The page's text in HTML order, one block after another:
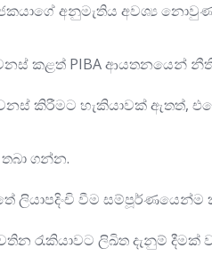
අනුමැතිය අවශ්‍ය
කළත් PIBA ආයතනයෙන්
කිරීමට හැකියාවක් ඇතත්,
ගන්න.
ලියාපදිංචි වීම සම්පූර්ණයෙන්ම
රැකියාවට ලිඛිත දැනුම් දීමක්